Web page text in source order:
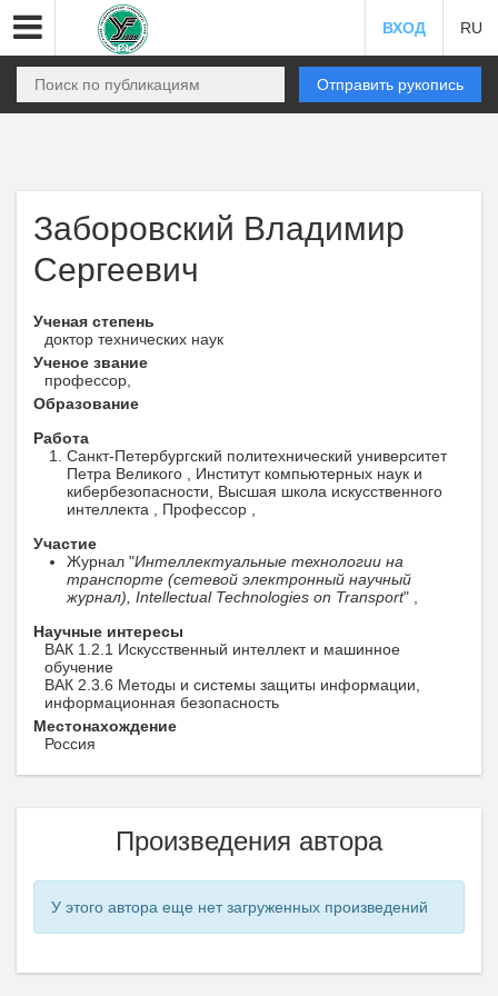
ВХОД RU
Отправить рукопись
Заборовский Владимир
Сергеевич
Ученая степень
доктор технических наук
Ученое звание
профессор,
Образование
Работа
Санкт-Петербургский политехнический университет
Петра Великого , Институт компьютерных наук и
кибербезопасности, Высшая школа искусственного
интеллекта , Профессор ,
Участие
Журнал "Интеллектуальные технологии на
транспорте (сетевой электронный научный
журнал), Intellectual Technologies on Transport" ,
Научные интересы
ВАК 1.2.1 Искусственный интеллект и машинное
обучение
ВАК 2.3.6 Методы и системы защиты информации,
информационная безопасность
Местонахождение
Россия
Произведения автора
У этого автора еще нет загруженных произведений